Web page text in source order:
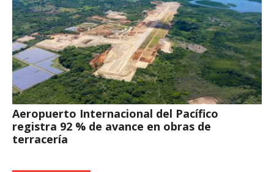
Aeropuerto Internacional del Pacífico
registra 92 % de avance en obras de
terracería